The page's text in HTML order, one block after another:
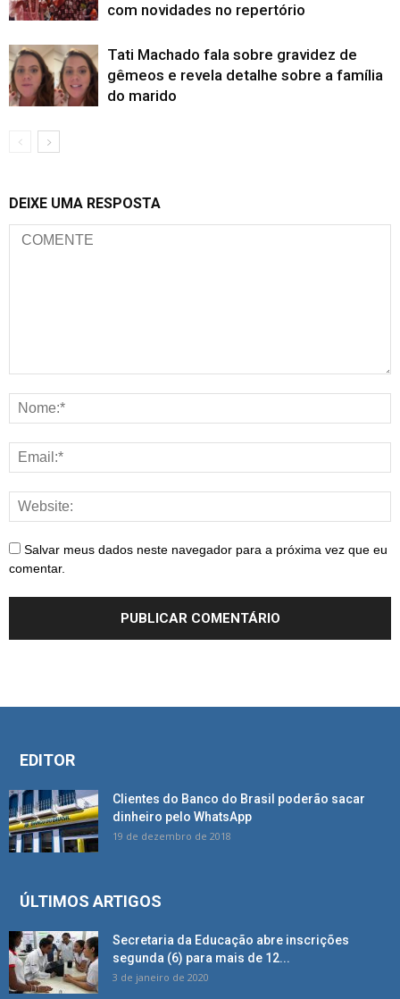
com novidades no repertório
Tati Machado fala sobre gravidez de
gêmeos e revela detalhe sobre a família
do marido
DEIXE UMA RESPOSTA
Salvar meus dados neste navegador para a próxima vez que eu
comentar.
EDITOR
Clientes do Banco do Brasil poderão sacar
dinheiro pelo WhatsApp
19 de dezembro de 2018
ÚLTIMOS ARTIGOS
Secretaria da Educação abre inscrições
segunda (6) para mais de 12...
3 de janeiro de 2020